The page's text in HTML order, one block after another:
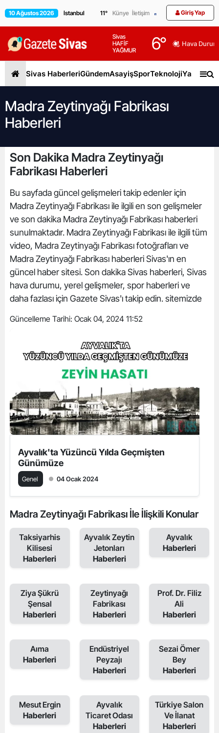
10 Ağustos 2026 11° Künye İletişim Giriş Yap
Sivas
HAFİF
YAĞMUR
6° Hava
Sivas HaberleriGündemAsayişSporTeknolojiYaşam
Madra Zeytinyağı Fabrikası
Haberleri
Son Dakika Madra Zeytinyağı
Fabrikası Haberleri
Bu sayfada güncel gelişmeleri takip edenler için
Madra Zeytinyağı Fabrikası ile ilgili en son gelişmeler
ve son dakika Madra Zeytinyağı Fabrikası haberleri
sunulmaktadır. Madra Zeytinyağı Fabrikası ile ilgili tüm
video, Madra Zeytinyağı Fabrikası fotoğrafları ve
Madra Zeytinyağı Fabrikası haberleri Sivas'ın en
güncel haber sitesi. Son dakika Sivas haberleri, Sivas
hava durumu, yerel gelişmeler, spor haberleri ve
daha fazlası için Gazete Sivas'ı takip edin. sitemizde
Güncelleme Tarihi: Ocak 04, 2024 11:52
Ayvalık'ta Yüzüncü Yılda Geçmişten
Günümüze
Genel 04 Ocak 2024
Madra Zeytinyağı Fabrikası İle İlişkili Konular
Taksiyarhis
Kilisesi
Haberleri
Ayvalık Zeytin
Jetonları
Haberleri
Ayvalık
Haberleri
Ziya Şükrü
Şensal
Haberleri
Zeytinyağı
Fabrikası
Haberleri
Prof. Dr. Filiz
Ali
Haberleri
Aıma
Haberleri
Endüstriyel
Peyzajı
Haberleri
Sezai Ömer
Bey
Haberleri
Mesut Ergin
Haberleri
Ayvalık
Ticaret Odası
Haberleri
Türkiye Salon
Ve İlanat
Haberleri